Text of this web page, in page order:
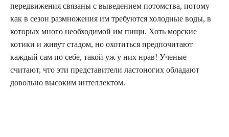
передвижения связаны с выведением потомства, потому
как в сезон размножения им требуются холодные воды, в
которых много необходимой им пищи. Хоть морские
котики и живут стадом, но охотиться предпочитают
каждый сам по себе, такой уж у них нрав! Ученые
считают, что эти представители ластоногих обладают
довольно высоким интеллектом.